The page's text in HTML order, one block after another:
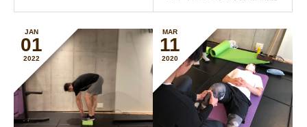
JAN
01
2022
MAR
11
2020